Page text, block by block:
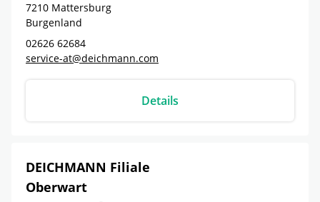
7210 Mattersburg
Burgenland
02626 62684
service-at@deichmann.com
Details
DEICHMANN Filiale
Oberwart